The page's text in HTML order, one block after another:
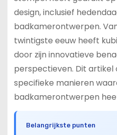
design, inclusief
badkamerontwerpen.
twintigste eeuw heeft
door zijn innovatieve
perspectieven. Dit artikel
specifieke manieren
badkamerontwerpen
Belangrijkste punten